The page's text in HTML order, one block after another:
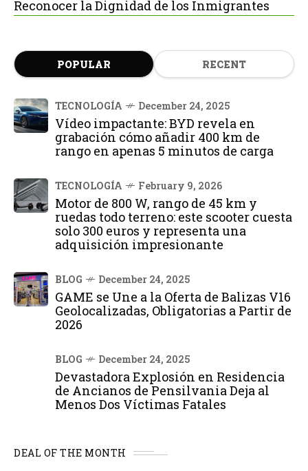
Reconocer la Dignidad de los Inmigrantes
POPULAR RECENT
TECNOLOGÍA December 24, 2025
Vídeo impactante: BYD revela en
grabación cómo añadir 400 km de
rango en apenas 5 minutos de carga
TECNOLOGÍA February 9, 2026
Motor de 800 W, rango de 45 km y
ruedas todo terreno: este scooter cuesta
solo 300 euros y representa una
adquisición impresionante
BLOG December 24, 2025
GAME se Une a la Oferta de Balizas V16
Geolocalizadas, Obligatorias a Partir de
2026
BLOG December 24, 2025
Devastadora Explosión en Residencia
de Ancianos de Pensilvania Deja al
Menos Dos Víctimas Fatales
DEAL OF THE MONTH